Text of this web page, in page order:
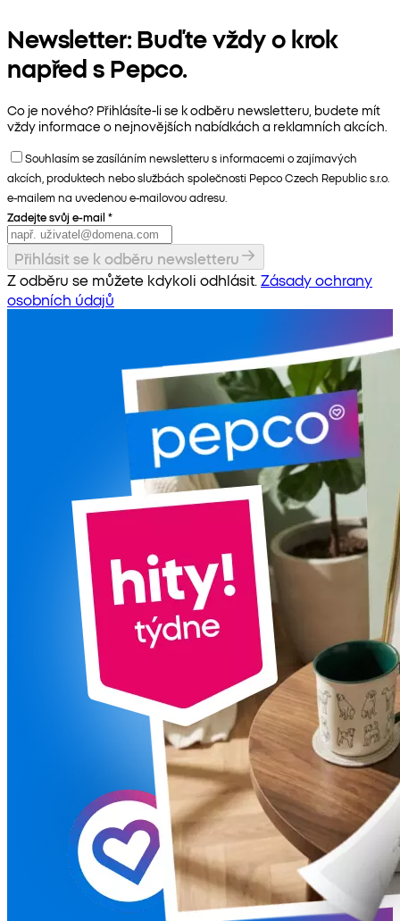
Newsletter: Buďte vždy o krok
napřed s Pepco.
Co je nového? Přihlásíte-li se k odběru newsletteru, budete mít
vždy informace o nejnovějších nabídkách a reklamních akcích.
Souhlasím se zasíláním newsletteru s informacemi o zajímavých
akcích, produktech nebo službách společnosti Pepco Czech Republic s.r.o.
e-mailem na uvedenou e-mailovou adresu.
Zadejte svůj e-mail *
Přihlásit se k odběru newsletteru
Z odběru se můžete kdykoli odhlásit. Zásady ochrany
osobních údajů